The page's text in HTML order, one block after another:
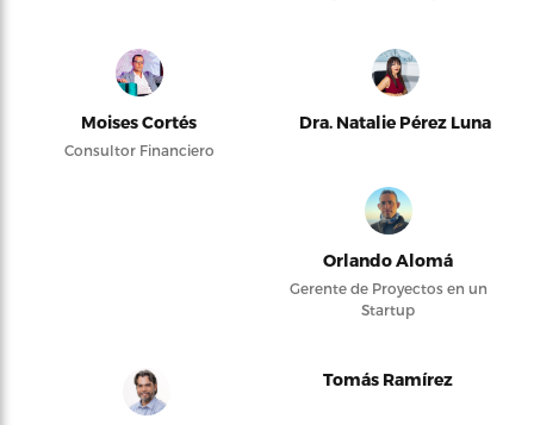
Moises Cortés
Consultor Financiero
Dra. Natalie Pérez Luna
Orlando Alomá
Gerente de Proyectos en un
Startup
Tomás Ramírez